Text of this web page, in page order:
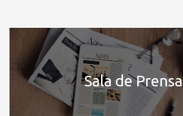
Sala de Prensa